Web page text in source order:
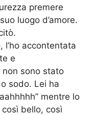
premere
luogo d’amore.
l’ho accontentata
e
sono stato
sodo. Lei ha
mentre lo
bello, così